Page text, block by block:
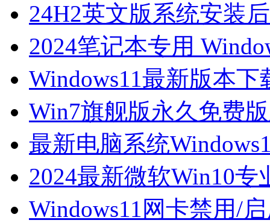
24H2英文版系统安装
2024笔记本专用
Windows11最新版本下
Win7旗舰版永久免费
最新电脑系统
2024最新微软Win10专
Windows11网卡禁用/